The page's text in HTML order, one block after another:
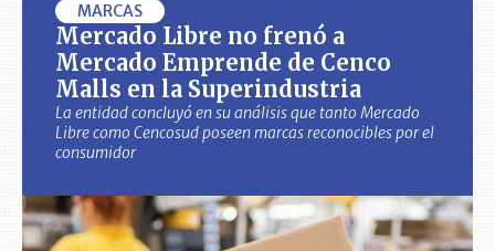
MARCAS
Mercado Libre no frenó a
Mercado Emprende de Cenco
Malls en la Superindustria
La entidad concluyó en su análisis que tanto Mercado
Libre como Cencosud poseen marcas reconocibles por el
consumidor